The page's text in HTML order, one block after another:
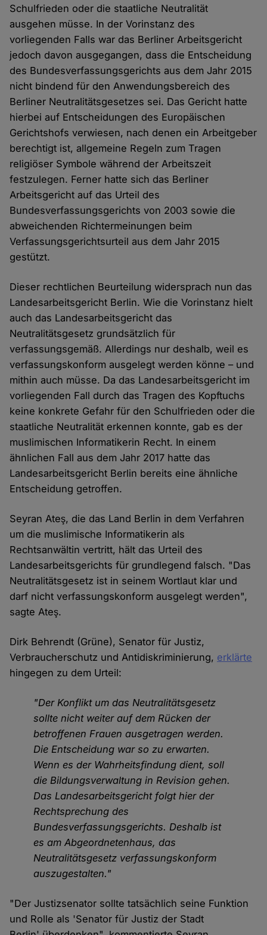
Schulfrieden oder die staatliche Neutralität
ausgehen müsse. In der Vorinstanz des
vorliegenden Falls war das Berliner Arbeitsgericht
jedoch davon ausgegangen, dass die Entscheidung
des Bundesverfassungsgerichts aus dem Jahr 2015
nicht bindend für den Anwendungsbereich des
Berliner Neutralitätsgesetzes sei. Das Gericht hatte
hierbei auf Entscheidungen des Europäischen
Gerichtshofs verwiesen, nach denen ein Arbeitgeber
berechtigt ist, allgemeine Regeln zum Tragen
religiöser Symbole während der Arbeitszeit
festzulegen. Ferner hatte sich das Berliner
Arbeitsgericht auf das Urteil des
Bundesverfassungsgerichts von 2003 sowie die
abweichenden Richtermeinungen beim
Verfassungsgerichtsurteil aus dem Jahr 2015
gestützt.
Dieser rechtlichen Beurteilung widersprach nun das
Landesarbeitsgericht Berlin. Wie die Vorinstanz hielt
auch das Landesarbeitsgericht das
Neutralitätsgesetz grundsätzlich für
verfassungsgemäß. Allerdings nur deshalb, weil es
verfassungskonform ausgelegt werden könne – und
mithin auch müsse. Da das Landesarbeitsgericht im
vorliegenden Fall durch das Tragen des Kopftuchs
keine konkrete Gefahr für den Schulfrieden oder die
staatliche Neutralität erkennen konnte, gab es der
muslimischen Informatikerin Recht. In einem
ähnlichen Fall aus dem Jahr 2017 hatte das
Landesarbeitsgericht Berlin bereits eine ähnliche
Entscheidung getroffen.
Seyran Ateş, die das Land Berlin in dem Verfahren
um die muslimische Informatikerin als
Rechtsanwältin vertritt, hält das Urteil des
Landesarbeitsgerichts für grundlegend falsch. "Das
Neutralitätsgesetz ist in seinem Wortlaut klar und
darf nicht verfassungskonform ausgelegt werden",
sagte Ateş.
Dirk Behrendt (Grüne), Senator für Justiz,
Verbraucherschutz und Antidiskriminierung, erklärte
hingegen zu dem Urteil:
"Der Konflikt um das Neutralitätsgesetz
sollte nicht weiter auf dem Rücken der
betroffenen Frauen ausgetragen werden.
Die Entscheidung war so zu erwarten.
Wenn es der Wahrheitsfindung dient, soll
die Bildungsverwaltung in Revision gehen.
Das Landesarbeitsgericht folgt hier der
Rechtsprechung des
Bundesverfassungsgerichts. Deshalb ist
es am Abgeordnetenhaus, das
Neutralitätsgesetz verfassungskonform
auszugestalten."
"Der Justizsenator sollte tatsächlich seine Funktion
und Rolle als 'Senator für Justiz der Stadt